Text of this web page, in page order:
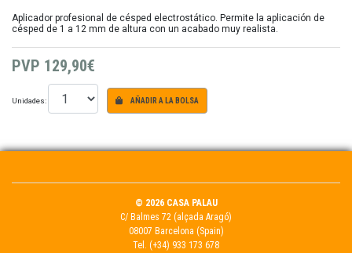
Aplicador profesional de césped electrostático. Permite la aplicación de
césped de 1 a 12 mm de altura con un acabado muy realista.
PVP 129,90€
Unidades: AÑADIR A LA BOLSA
© 2026 CASA PALAU
C/ Balmes 72 (alçada Aragó)
08007 Barcelona (Spain)
Tel. (+34) 933 173 678